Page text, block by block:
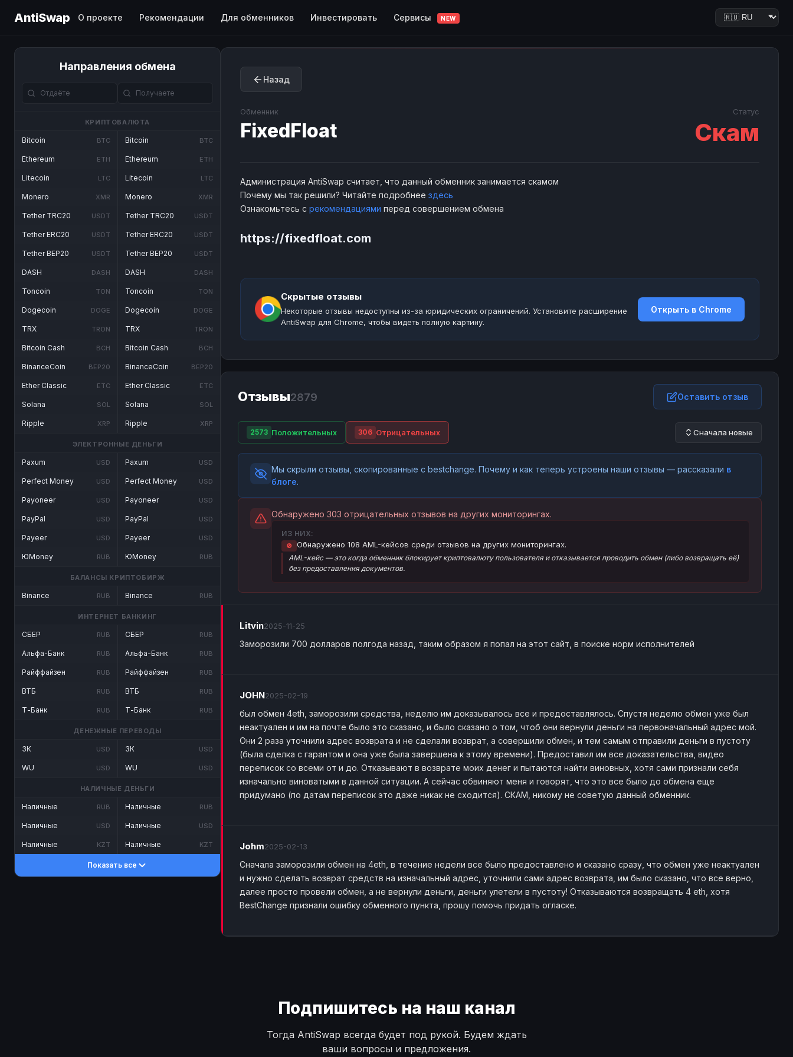
AntiSwap О проекте Рекомендации Для обменников Инвестировать Сервисы NEW
Направления обмена
КРИПТОВАЛЮТА
Bitcoin BTC
Ethereum ETH
Litecoin LTC
Monero XMR
Tether TRC20 USDT
Tether ERC20 USDT
Tether BEP20 USDT
DASH DASH
Toncoin TON
Dogecoin DOGE
TRX TRON
Bitcoin Cash BCH
BinanceCoin BEP20
Ether Classic ETC
Solana SOL
Ripple XRP
Bitcoin BTC
Ethereum ETH
Litecoin LTC
Monero XMR
Tether TRC20 USDT
Tether ERC20 USDT
Tether BEP20 USDT
DASH DASH
Toncoin TON
Dogecoin DOGE
TRX TRON
Bitcoin Cash BCH
BinanceCoin BEP20
Ether Classic ETC
Solana SOL
Ripple XRP
ЭЛЕКТРОННЫЕ ДЕНЬГИ
Paxum USD
Perfect Money USD
Payoneer USD
PayPal USD
Payeer USD
ЮMoney RUB
Paxum USD
Perfect Money USD
Payoneer USD
PayPal USD
Payeer USD
ЮMoney RUB
БАЛАНСЫ КРИПТОБИРЖ
Binance RUB Binance RUB
ИНТЕРНЕТ БАНКИНГ
СБЕР RUB
Альфа-Банк RUB
Райффайзен RUB
ВТБ RUB
Т-Банк RUB
СБЕР RUB
Альфа-Банк RUB
Райффайзен RUB
ВТБ RUB
Т-Банк RUB
ДЕНЕЖНЫЕ ПЕРЕВОДЫ
ЗК USD
WU USD
ЗК USD
WU USD
НАЛИЧНЫЕ ДЕНЬГИ
Наличные RUB
Наличные USD
Наличные KZT
Наличные RUB
Наличные USD
Наличные KZT
Показать все
Назад
Обменник
FixedFloat
Статус
Скам
Администрация AntiSwap считает, что данный обменник занимается скамом
Почему мы так решили? Читайте подробнее здесь
Ознакомьтесь с рекомендациями перед совершением обмена
https://fixedfloat.com
Скрытые отзывы
Некоторые отзывы недоступны из-за юридических ограничений. Установите расширение
AntiSwap для Chrome, чтобы видеть полную картину.
Открыть в Chrome
Отзывы2879 Оставить отзыв
2573 Положительных 306 Отрицательных Сначала новые
Мы скрыли отзывы, скопированные с bestchange. Почему и как теперь устроены наши отзывы — рассказали в
блоге.
Обнаружено 303 отрицательных отзывов на других мониторингах.
ИЗ НИХ:
🚫 Обнаружено 108 AML-кейсов среди отзывов на других мониторингах.
AML-кейс — это когда обменник блокирует криптовалюту пользователя и отказывается проводить обмен (либо возвращать её)
без предоставления документов.
Litvin2025-11-25
Заморозили 700 долларов полгода назад, таким образом я попал на этот сайт, в поиске норм исполнителей
JOHN2025-02-19
был обмен 4eth, заморозили средства, неделю им доказывалось все и предоставлялось. Спустя неделю обмен уже был
неактуален и им на почте было это сказано, и было сказано о том, чтоб они вернули деньги на первоначальный адрес мой.
Они 2 раза уточнили адрес возврата и не сделали возврат, а совершили обмен, и тем самым отправили деньги в пустоту
(была сделка с гарантом и она уже была завершена к этому времени). Предоставил им все доказательства, видео
переписок со всеми от и до. Отказывают в возврате моих денег и пытаются найти виновных, хотя сами признали себя
изначально виноватыми в данной ситуации. А сейчас обвиняют меня и говорят, что это все было до обмена еще
придумано (по датам переписок это даже никак не сходится). СКАМ, никому не советую данный обменник.
Johm2025-02-13
Сначала заморозили обмен на 4eth, в течение недели все было предоставлено и сказано сразу, что обмен уже неактуален
и нужно сделать возврат средств на изначальный адрес, уточнили сами адрес возврата, им было сказано, что все верно,
далее просто провели обмен, а не вернули деньги, деньги улетели в пустоту! Отказываются возвращать 4 eth, хотя
BestChange признали ошибку обменного пункта, прошу помочь придать огласке.
Подпишитесь на наш канал
Тогда AntiSwap всегда будет под рукой. Будем ждать
ваши вопросы и предложения.